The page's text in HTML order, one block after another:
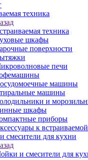
техника
техника
шкафы
поверхности
печи
машины
машины
и
шкафы
приборы
к
смесители для кухни
и смесители для